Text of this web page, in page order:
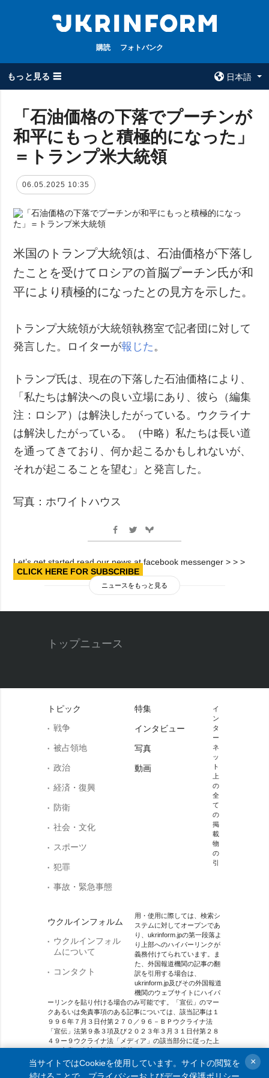
購読 フォトバンク
もっと見る ☰
日本語
全てのトピック
戦争
政治
経済・復興
防衛
社会・文化
スポーツ
犯罪
ウクルインフォ
ルム
ウクルインフォル
追加
特集
写真
サービス
「石油価格の下落でプーチンが
和平にもっと積極的になった」
＝トランプ米大統領
06.05.2025 10:35
米国のトランプ大統領は、石油価格が下落し
たことを受けてロシアの首脳プーチン氏が和
平により積極的になったとの見方を示した。
トランプ大統領が大統領執務室で記者団に対して
発言した。ロイターが報じた 。
トランプ氏は、現在の下落した石油価格により、
「私たちは解決への良い立場にあり、彼ら（編集
注：ロシア）は解決したがっている。ウクライナ
は解決したがっている。（中略）私たちは長い道
を通ってきており、何か起こるかもしれないが、
それが起こることを望む」と発言した。
写真：ホワイトハウス
Let’s get started read our news at facebook messenger > > >
CLICK HERE FOR SUBSCRIBE
ニュースをもっと見る
トップニュース
トピック
戦争
被占領地
政治
経済・復興
防衛
社会・文化
スポーツ
犯罪
事故・緊急事態
ウクルインフォルム
ウクルインフォル
ムについて
コンタクト
特集
インタビュー
写真
動画
イ
ン
タ
ー
ネ
ッ
ト
上
の
全
て
の
掲
載
物
の
引
用・使用に際しては、検索シ
ステムに対してオープンであ
り、ukrinform.jpの第一段落よ
り上部へのハイパーリンクが
義務付けてられています。ま
た、外国報道機関の記事の翻
訳を引用する場合は、
ukrinform.jp及びその外国報道
機関のウェブサイトにハイパ
ーリンクを貼り付ける場合のみ可能です。「宣伝」のマー
クあるいは免責事項のある記事については、該当記事は１
９９６年７月３日付第２７０／９６－ＢＰウクライナ法
「宣伝」法第９条３項及び２０２３年３月３１日付第２８
４９ー９ウクライナ法「メディア」の該当部分に従った上
で、合意／会計を根拠に掲載されています。
オンラインメディア主体 メディア識別番号：R40-01421.
当サイトではCookieを使用しています。サイトの閲覧を
×